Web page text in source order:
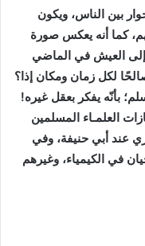
بين الناس، ويكون
كما أنه يعكس صورة
إلى العيش في الماضي
لكل زمان ومكان إذا؟
بأنّه يفكر بعقل غيره!
العلمـاء المسلمين
عند أبي حنيفة، وفي
في الكيمياء، وغيرهم